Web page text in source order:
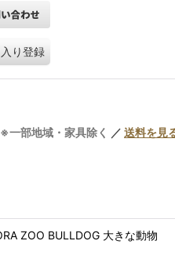
り登録
※一部地域・家具除く ／ 送料を見
ZOO BULLDOG 大きな動物